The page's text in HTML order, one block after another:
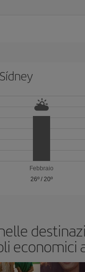
Febbraio
26º/ 20º
economici